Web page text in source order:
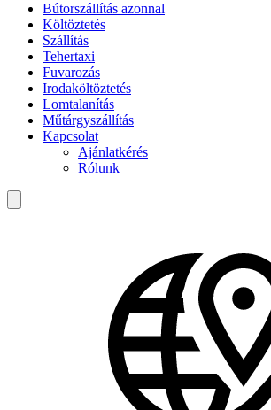
Bútorszállítás azonnal
Költöztetés
Szállítás
Tehertaxi
Fuvarozás
Irodaköltöztetés
Lomtalanítás
Műtárgyszállítás
Kapcsolat
Ajánlatkérés
Rólunk